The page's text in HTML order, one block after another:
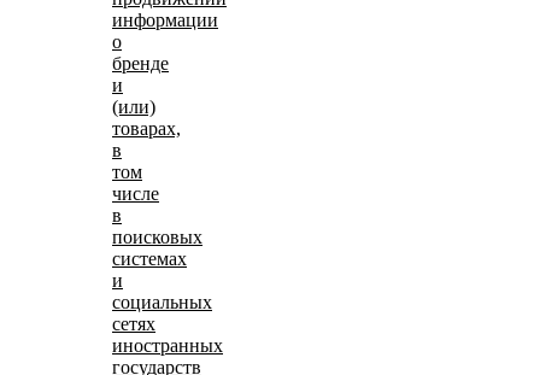
информации
о
бренде
и
(или)
товарах,
в
том
числе
в
поисковых
системах
и
социальных
сетях
иностранных
государств